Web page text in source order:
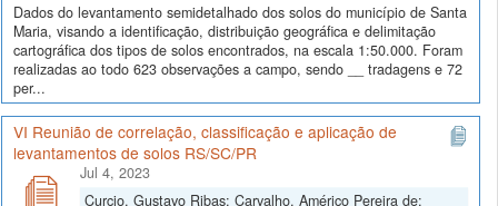
Dados do levantamento semidetalhado dos solos do município de Santa
Maria, visando a identificação, distribuição geográfica e delimitação
cartográfica dos tipos de solos encontrados, na escala 1:50.000. Foram
realizadas ao todo 623 observações a campo, sendo __ tradagens e 72
per...
VI Reunião de correlação, classificação e aplicação de
levantamentos de solos RS/SC/PR
Jul 4, 2023
Curcio, Gustavo Ribas; Carvalho, Américo Pereira de;